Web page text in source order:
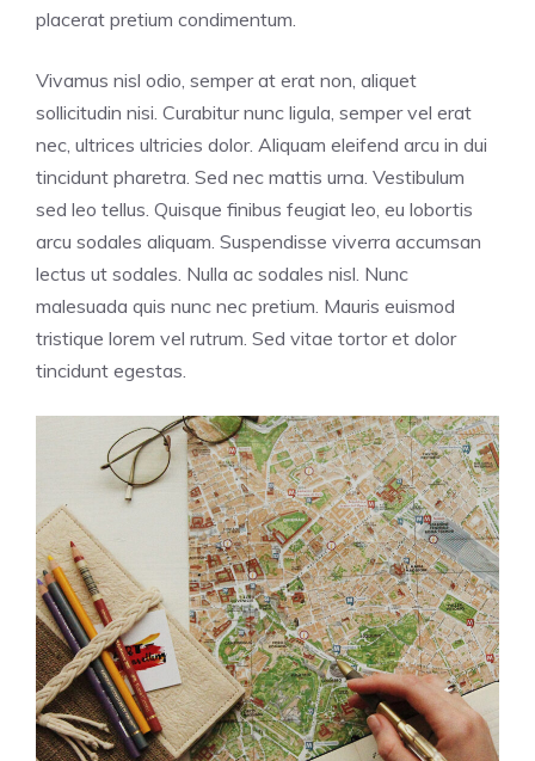
placerat pretium condimentum.
Vivamus nisl odio, semper at erat non, aliquet
sollicitudin nisi. Curabitur nunc ligula, semper vel erat
nec, ultrices ultricies dolor. Aliquam eleifend arcu in dui
tincidunt pharetra. Sed nec mattis urna. Vestibulum
sed leo tellus. Quisque finibus feugiat leo, eu lobortis
arcu sodales aliquam. Suspendisse viverra accumsan
lectus ut sodales. Nulla ac sodales nisl. Nunc
malesuada quis nunc nec pretium. Mauris euismod
tristique lorem vel rutrum. Sed vitae tortor et dolor
tincidunt egestas.